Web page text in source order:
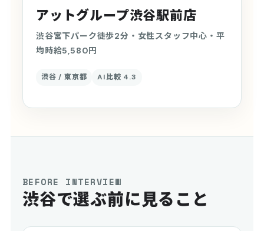
アットグループ渋谷駅前店
渋谷宮下パーク徒歩2分・女性スタッフ中心・平
均時給5,580円
渋谷 / 東京都 AI比較 4.3
BEFORE INTERVIEW
渋谷で選ぶ前に見ること